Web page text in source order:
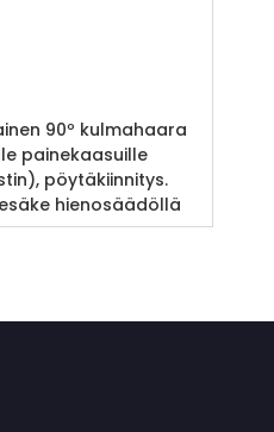
90º kulmahaara
painekaasuille
pöytäkiinnitys.
hienosäädöllä